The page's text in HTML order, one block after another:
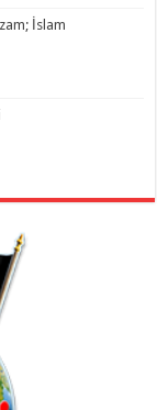
İslam